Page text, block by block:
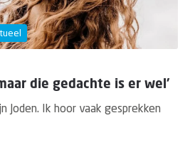
die gedachte is er wel’
Joden. Ik hoor vaak gesprekken